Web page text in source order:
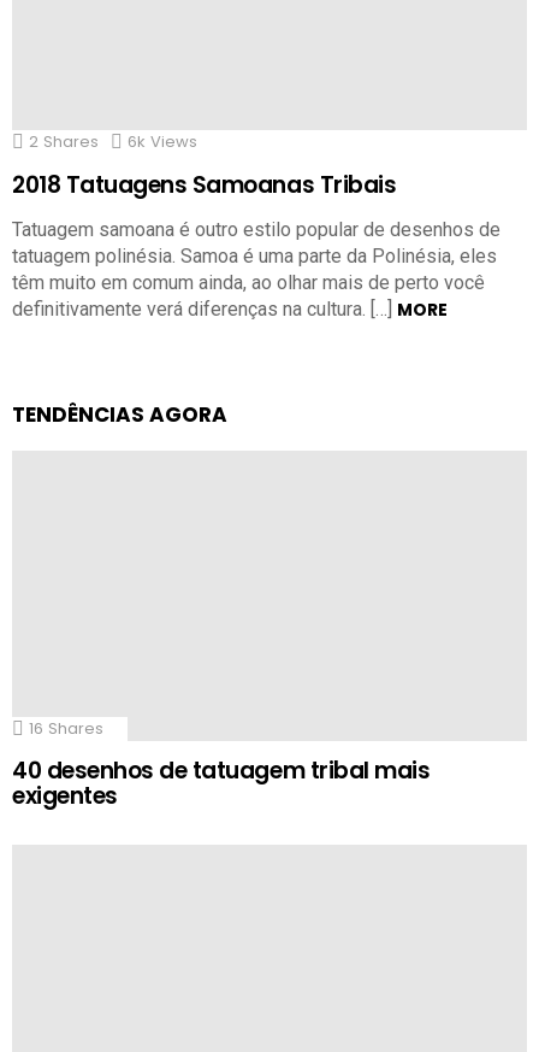
2 Shares 6k Views
2018 Tatuagens Samoanas Tribais
Tatuagem samoana é outro estilo popular de desenhos de
tatuagem polinésia. Samoa é uma parte da Polinésia, eles
têm muito em comum ainda, ao olhar mais de perto você
definitivamente verá diferenças na cultura. […] MORE
TENDÊNCIAS AGORA
16 Shares
40 desenhos de tatuagem tribal mais
exigentes